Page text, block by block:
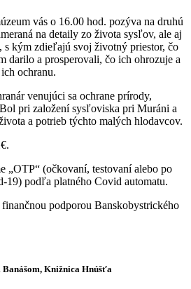
vás o 16.00 hod. pozýva na druhú
na detaily zo života sysľov, ale aj
s kým zdieľajú svoj životný priestor, čo
darilo a prosperovali, čo ich ohrozuje a
ochranu.
venujúci sa ochrane prírody,
pri založení sysľoviska pri Muráni a
a potrieb týchto malých hlodavcov.
„OTP“ (očkovaní, testovaní alebo po
19) podľa platného Covid automatu.
finančnou podporou Banskobystrického
Banášom, Knižnica Hnúšťa